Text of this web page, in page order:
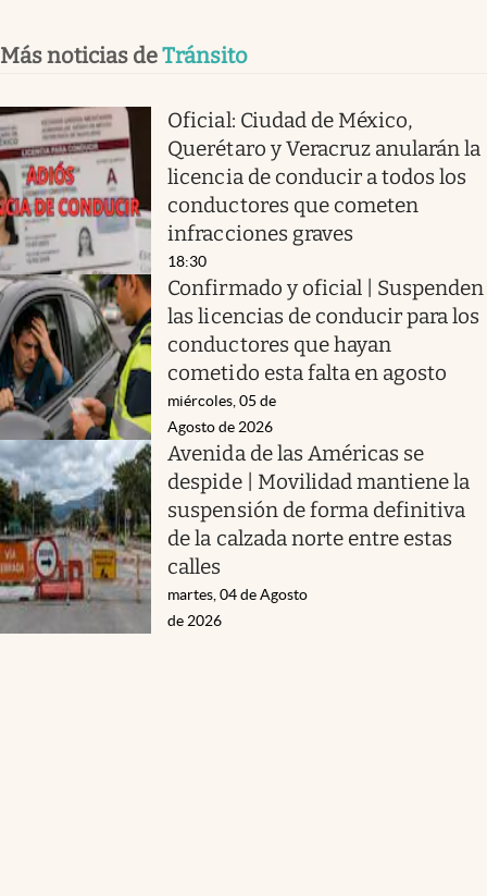
Más noticias deTránsito
Oficial: Ciudad de México,
Querétaro y Veracruz anularán la
licencia de conducir a todos los
conductores que cometen
infracciones graves
18:30
Confirmado y oficial | Suspenden
las licencias de conducir para los
conductores que hayan
cometido esta falta en agosto
miércoles, 05 de
Agosto de 2026
Avenida de las Américas se
despide | Movilidad mantiene la
suspensión de forma definitiva
de la calzada norte entre estas
calles
martes, 04 de Agosto
de 2026